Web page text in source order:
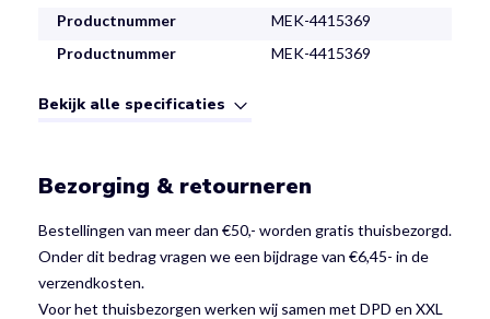
Productnummer
MEK-4415369
Productnummer
MEK-4415369
Bekijk alle specificaties
Bezorging & retourneren
Bestellingen van meer dan €50,- worden gratis thuisbezorgd.
Onder dit bedrag vragen we een bijdrage van €6,45- in de
verzendkosten.
Voor het thuisbezorgen werken wij samen met DPD en XXL